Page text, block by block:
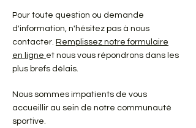
Pour toute question ou demande
d'information, n'hésitez pas à nous
contacter. Remplissez notre formulaire
en ligne et nous vous répondrons dans les
plus brefs délais.
Nous sommes impatients de vous
accueillir au sein de notre communauté
sportive.